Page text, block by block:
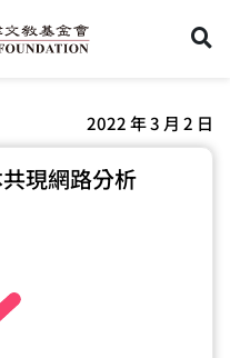
2022 年 3 月 2 日
現網路分析